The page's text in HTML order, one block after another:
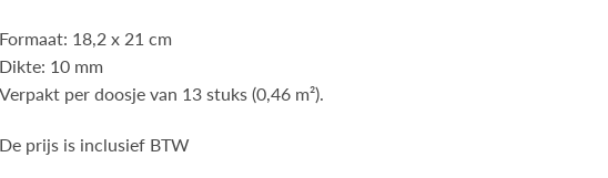
Formaat: 18,2 x 21 cm
Dikte: 10 mm
Verpakt per doosje van 13 stuks (0,46 m²).
De prijs is inclusief BTW